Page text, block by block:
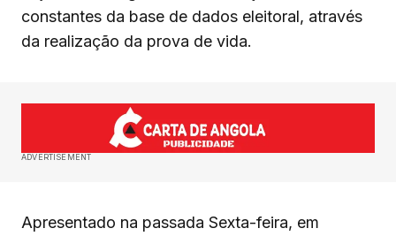
constantes da base de dados eleitoral, através
da realização da prova de vida.
ADVERTISEMENT
Apresentado na passada Sexta-feira, em